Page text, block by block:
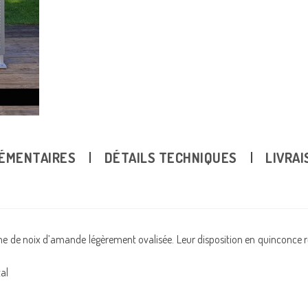
DÉTAILS TECHNIQUES
de noix d’amande légèrement ovalisée. Leur disposition en quinconce